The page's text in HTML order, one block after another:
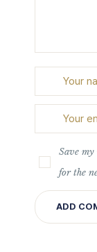
Save
for the